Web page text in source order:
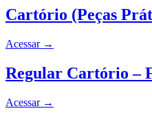
Cartório (Peças
Acessar →
Regular Cartório –
Acessar →